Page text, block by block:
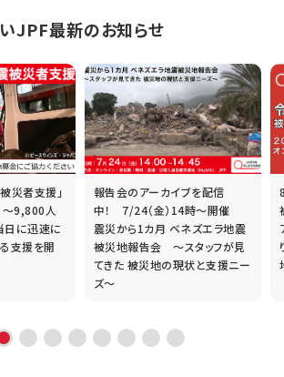
いJPF最新のお知らせ
災者支援」
～9,800人
日に迅速に
支援を開
報告会のアーカイブを配信
中！ 7/24（金）14時～開催
震災から1カ月 ベネズエラ地震
被災地報告会 ～スタッフが見
てきた 被災地の現状と支援ニー
ズ～